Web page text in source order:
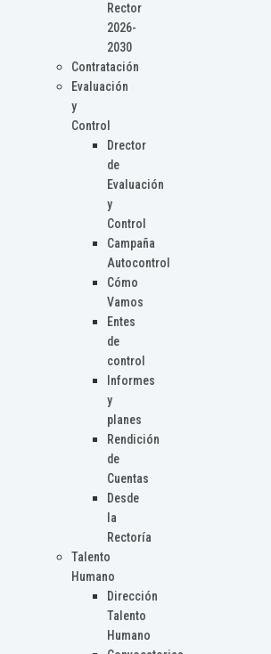
Rector
2026-
2030
Contratación
Evaluación
y
Control
Drector
de
Evaluación
y
Control
Campaña
Autocontrol
Cómo
Vamos
Entes
de
control
Informes
y
planes
Rendición
de
Cuentas
Desde
la
Rectoría
Talento
Humano
Dirección
Talento
Humano